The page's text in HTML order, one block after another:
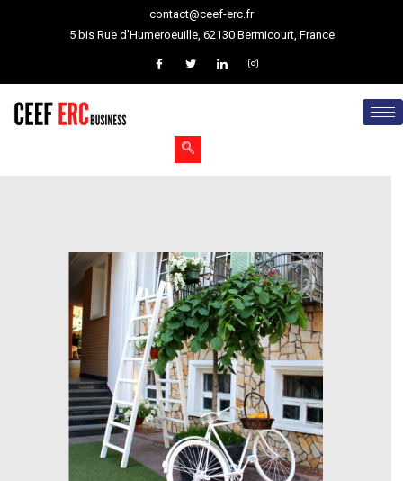
contact@ceef-erc.fr
5 bis Rue d'Humeroeuille, 62130 Bermicourt, France